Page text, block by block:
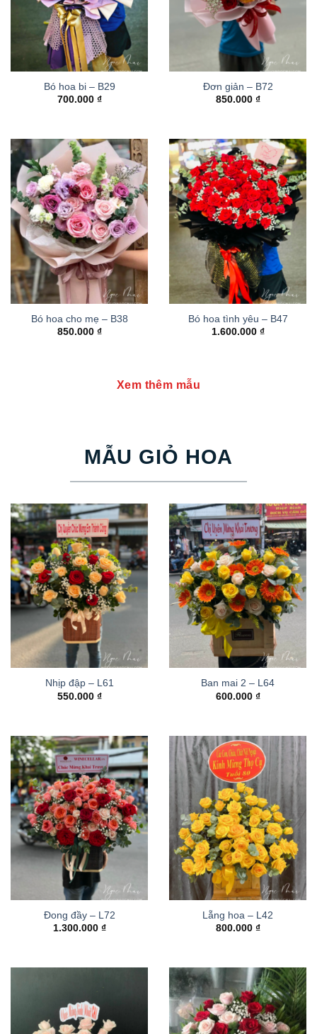
Bó hoa bi – B29
700.000 ₫
Đơn giản – B72
850.000 ₫
Bó hoa cho mẹ – B38
850.000 ₫
Bó hoa tình yêu – B47
1.600.000 ₫
Xem thêm mẫu
MẪU GIỎ HOA
Nhịp đập – L61
550.000 ₫
Ban mai 2 – L64
600.000 ₫
Đong đầy – L72
1.300.000 ₫
Lẵng hoa – L42
800.000 ₫